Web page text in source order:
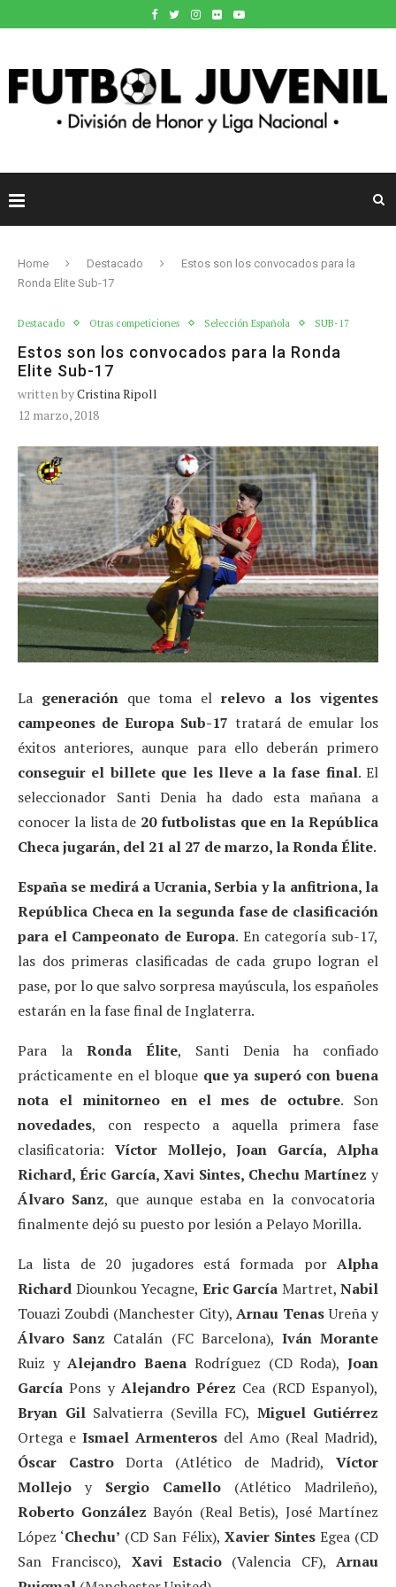
Home Destacado
Estos son los convocados para la
Ronda Elite Sub-17
Destacado Otras competiciones Selección Española SUB-17
Estos son los convocados para la Ronda
Elite Sub-17
written byCristina Ripoll
12 marzo, 2018
La generaciónque toma el relevo a los vigentes
campeones de Europa Sub-17 tratará de emular los
éxitos anteriores, aunque para ello deberán primero
conseguir el billete que les lleve a la fase final. El
seleccionador Santi Denia ha dado esta mañana a
conocer la lista de 20 futbolistas que en la República
Checa jugarán, del 21 al 27 de marzo, la Ronda Élite.
España se medirá a Ucrania, Serbia y la anfitriona, la
República Checa en la segunda fase de clasificación
para el Campeonato de Europa. En categoría sub-17,
las dos primeras clasificadas de cada grupo logran el
pase, por lo que salvo sorpresa mayúscula, los españoles
estarán en la fase final de Inglaterra.
Para la Ronda Élite, Santi Denia ha confiado
prácticamente en el bloque que ya superó con buena
nota el minitorneo en el mes de octubre. Son
novedades, con respecto a aquella primera fase
clasificatoria: Víctor Mollejo, Joan García, Alpha
Richard, Éric García, Xavi Sintes, Chechu Martínez y
Álvaro Sanz, que aunque estaba en la convocatoria
finalmente dejó su puesto por lesión a Pelayo Morilla.
La lista de 20 jugadores está formada por Alpha
Richard Diounkou Yecagne, Eric García Martret, Nabil
Touazi Zoubdi (Manchester City),Arnau TenasUreña y
Álvaro Sanz Catalán (FC Barcelona), Iván Morante
Ruiz yAlejandro Baena Rodríguez (CD Roda),Joan
García Pons y Alejandro Pérez Cea (RCD Espanyol),
Bryan GilSalvatierra (Sevilla FC), Miguel Gutiérrez
Ortega e Ismael Armenteros del Amo (Real Madrid),
Óscar CastroDorta (Atlético de Madrid),Víctor
Mollejo ySergio Camello (Atlético Madrileño),
Roberto González Bayón (Real Betis), José Martínez
López ‘Chechu’ (CD San Félix), Xavier SintesEgea (CD
San Francisco), Xavi Estacio (Valencia CF),Arnau